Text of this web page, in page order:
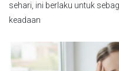
sehari, ini berlaku untuk
keadaan